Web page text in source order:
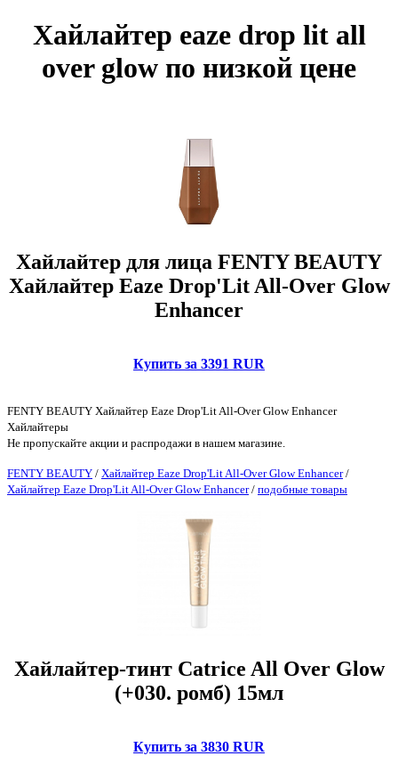
Хайлайтер eaze drop lit all
over glow по низкой цене
Хайлайтер для лица FENTY BEAUTY
Хайлайтер Eaze Drop'Lit All-Over Glow
Enhancer
Купить за 3391 RUR
FENTY BEAUTY Хайлайтер Eaze Drop'Lit All-Over Glow Enhancer
Хайлайтеры
Не пропускайте акции и распродажи в нашем магазине.
FENTY BEAUTY / Хайлайтер Eaze Drop'Lit All-Over Glow Enhancer/
Хайлайтер Eaze Drop'Lit All-Over Glow Enhancer/ подобные товары
Хайлайтер-тинт Catrice All Over Glow
(+030. ромб) 15мл
Купить за 3830 RUR